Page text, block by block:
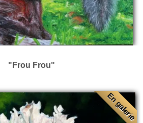
"Frou Frou"
En galerie